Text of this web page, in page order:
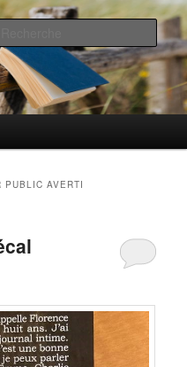
PUBLIC AVERTI